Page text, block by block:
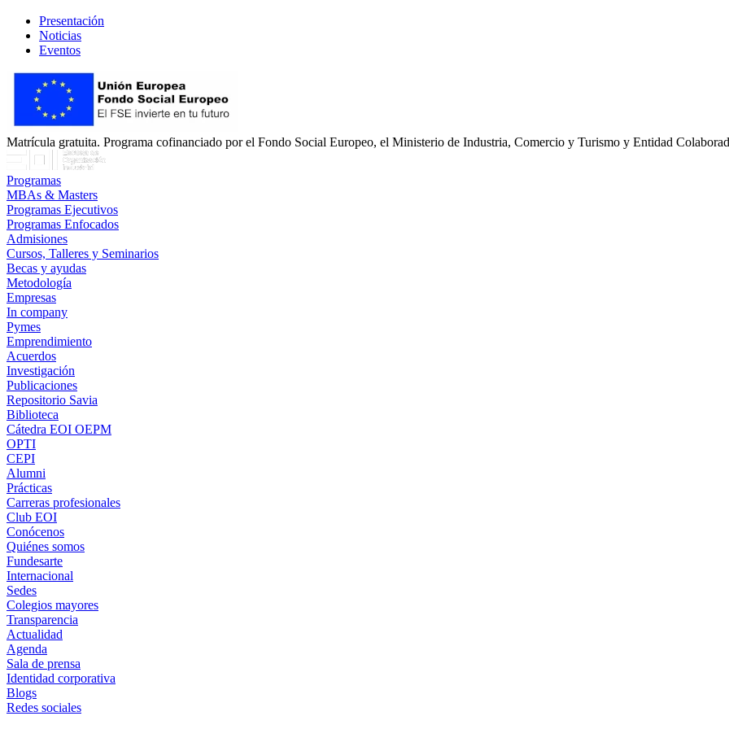
Presentación
Noticias
Eventos
Matrícula gratuita. Programa cofinanciado por el Fondo Social Europeo, el Ministerio de Industria, Comercio y Turismo y Entidad
Programas
MBAs & Masters
Programas Ejecutivos
Programas Enfocados
Admisiones
Cursos, Talleres y Seminarios
Becas y ayudas
Metodología
Empresas
In company
Pymes
Emprendimiento
Acuerdos
Investigación
Publicaciones
Repositorio Savia
Biblioteca
Cátedra EOI OEPM
OPTI
CEPI
Alumni
Prácticas
Carreras profesionales
Club EOI
Conócenos
Quiénes somos
Fundesarte
Internacional
Sedes
Colegios mayores
Transparencia
Actualidad
Agenda
Sala de prensa
Identidad corporativa
Blogs
Redes sociales